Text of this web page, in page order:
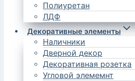
Полиуретан
ЛДФ
Декоративные элементы
Наличники
Дверной декор
Декоративная розетка
Угловой элемемнт